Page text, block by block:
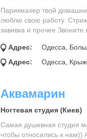
Парикмахер твой
люблю свою работу.
завивка и прочее Звоните
Адрес:
Одесса,
Адрес:
Одесса,
Аквамарин
Ногтевая студия (Киев)
Самая душевная студия
чтобы относились к нам))